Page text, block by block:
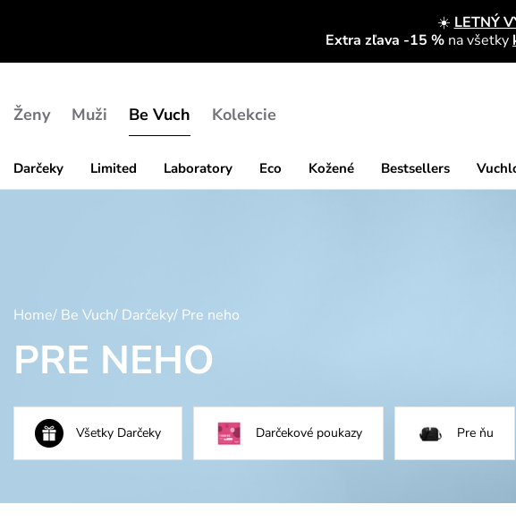
☀️ LETNÝ
Extra zľava -15 % na všetky
Ženy Muži Be Vuch
Darčeky Limited Laboratory Eco Kožené Bestsellers
Kolekcie
Home/ Be Vuch/ Darčeky/ Pre neho
PRE NEHO
Všetky Darčeky Darčekové poukazy Pre ňu